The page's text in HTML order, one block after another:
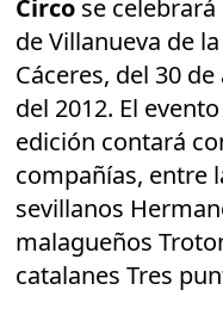
Circo se
de Villanueva de
Cáceres, del 30
del 2012. El
edición contará
compañías, entre
sevillanos
malagueños
catalanes Tres